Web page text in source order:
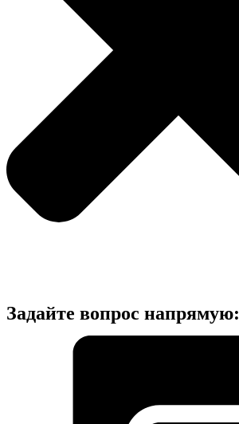
Задайте вопрос напрямую: